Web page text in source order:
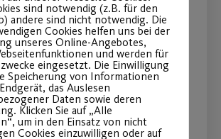
Ihr Traumtänzer habt das
sind notwendig (z.B. für den
andere sind nicht notwendig. Die
Cookies helfen uns bei der
unseres Online-Angebotes,
und werden für
eingesetzt. Die Einwilligung
Speicherung von Informationen
das Auslesen
Daten sowie deren
Klicken Sie auf „Alle
um in den Einsatz von nicht
Cookies einzuwilligen oder auf